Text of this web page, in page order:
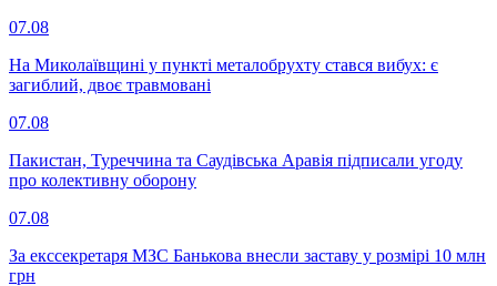
07.08
На Миколаївщині у пункті металобрухту стався вибух: є
загиблий, двоє травмовані
07.08
Пакистан, Туреччина та Саудівська Аравія підписали угоду
про колективну оборону
07.08
За екссекретаря МЗС Банькова внесли заставу у розмірі 10 млн
грн